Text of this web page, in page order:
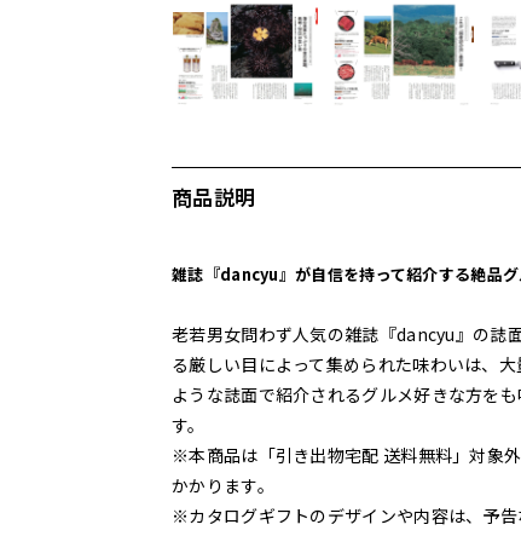
商品説明
雑誌『dancyu』が自信を持って紹介する絶品
老若男女問わず人気の雑誌『dancyu』の誌
る厳しい目によって集められた味わいは、
ような誌面で紹介されるグルメ好きな方を
す。
※本商品は「引き出物宅配 送料無料」対象
かかります。
※カタログギフトのデザインや内容は、予告